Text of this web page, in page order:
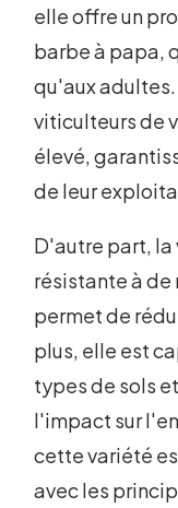
elle offre un
barbe à papa,
qu'aux
viticulteurs de
élevé,
de leur
D'autre part,
résistante à de
permet de
plus, elle est
types de sols
l'impact sur
cette variété
avec les